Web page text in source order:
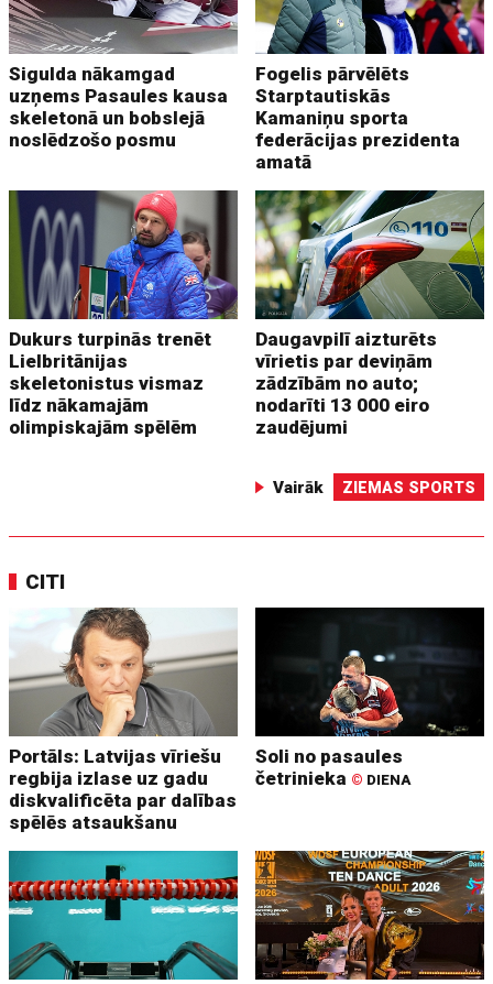
Sigulda nākamgad
uzņems Pasaules kausa
skeletonā un bobslejā
noslēdzošo posmu
Fogelis pārvēlēts
Starptautiskās
Kamaniņu sporta
federācijas prezidenta
amatā
Dukurs turpinās trenēt
Lielbritānijas
skeletonistus vismaz
līdz nākamajām
olimpiskajām spēlēm
Daugavpilī aizturēts
vīrietis par deviņām
zādzībām no auto;
nodarīti 13 000 eiro
zaudējumi
Vairāk ZIEMAS SPORTS
CITI
Portāls: Latvijas vīriešu
regbija izlase uz gadu
diskvalificēta par dalības
spēlēs atsaukšanu
Soli no pasaules
četrinieka © DIENA